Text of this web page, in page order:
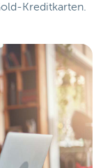
Kreditkarten.